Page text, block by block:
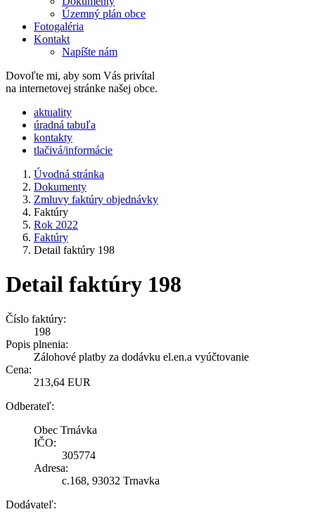
Územný plán obce
Fotogaléria
Kontakt
Napíšte nám
Dovoľte mi, aby som Vás privítal
na internetovej stránke našej obce.
​​aktuality
úradná tabuľa
kontakty
tlačivá/informácie
Úvodná stránka
Dokumenty
Zmluvy faktúry objednávky
Faktúry
Rok 2022
Faktúry
Detail faktúry 198
Detail faktúry 198
Číslo faktúry:
198
Popis plnenia:
Zálohové platby za dodávku el.en.a vyúčtovanie
Cena:
213,64 EUR
Odberateľ:
Obec Trnávka
IČO:
305774
Adresa:
c.168, 93032 Trnavka
Dodávateľ: